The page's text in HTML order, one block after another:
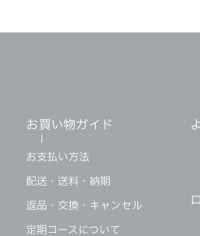
お買い物ガイド
お支払い方法
配送・送料・納期
返品・交換・キャンセル
定期コースについて